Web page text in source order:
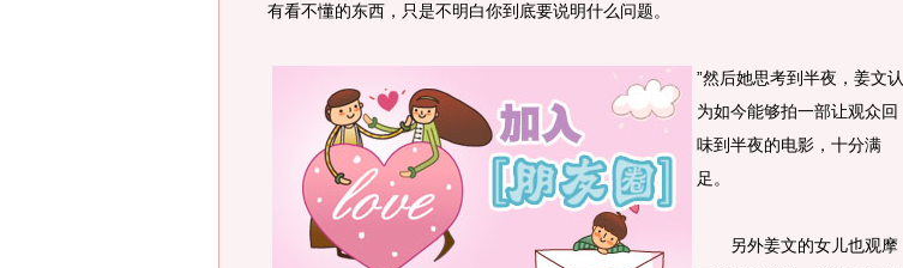
有看不懂的东西，只是不明白你到底要说明什么问题。
”然后她思考到半夜，姜文认
为如今能够拍一部让观众回
味到半夜的电影，十分满
足。
另外姜文的女儿也观摩